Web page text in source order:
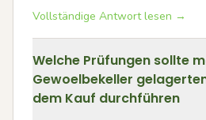
Vollständige Antwort lesen →
Welche Prüfungen sollte
Gewoelbekeller
dem Kauf durchführen